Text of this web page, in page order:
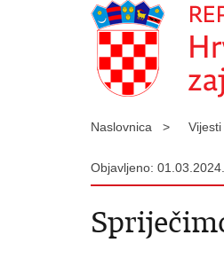
Naslovnica >
Objavljeno: 01.03.2024.